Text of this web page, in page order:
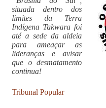
situada dentro dos
limites da Terra
Indígena Takwara foi
até a sede da aldeia
para ameaçar as
lideranças e avisar
que o desmatamento
continua!
Tribunal Popular